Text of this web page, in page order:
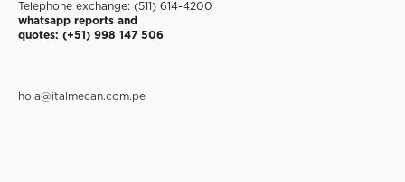
Telephone exchange: (511) 614-4200
whatsapp reports and
quotes: (+51) 998 147 506
hola@italmecan.com.pe